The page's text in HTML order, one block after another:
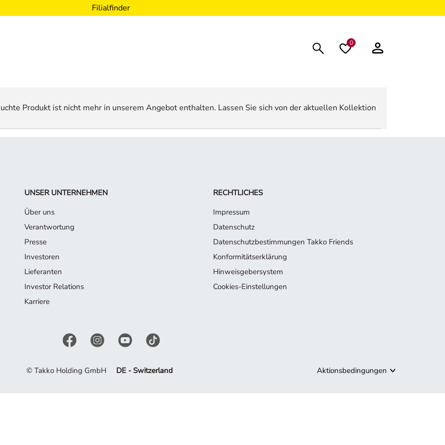
Filialfinder
0
Produkt ist nicht mehr in unserem Angebot enthalten. Lassen Sie sich von der aktuellen Kollektion
UNSER UNTERNEHMEN
Über uns
Verantwortung
Presse
Investoren
Lieferanten
Investor Relations
Karriere
RECHTLICHES
Impressum
Datenschutz
Datenschutzbestimmungen Takko Friends
Konformitätserklärung
Hinweisgebersystem
Cookies-Einstellungen
© Takko Holding GmbH DE - Switzerland Aktionsbedingungen